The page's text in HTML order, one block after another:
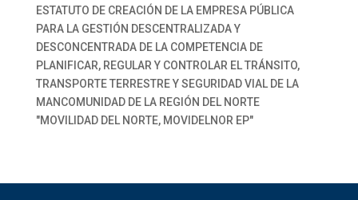
ESTATUTO DE CREACIÓN DE LA EMPRESA PÚBLICA
PARA LA GESTIÓN DESCENTRALIZADA Y
DESCONCENTRADA DE LA COMPETENCIA DE
PLANIFICAR, REGULAR Y CONTROLAR EL TRÁNSITO,
TRANSPORTE TERRESTRE Y SEGURIDAD VIAL DE LA
MANCOMUNIDAD DE LA REGIÓN DEL NORTE
"MOVILIDAD DEL NORTE, MOVIDELNOR EP"